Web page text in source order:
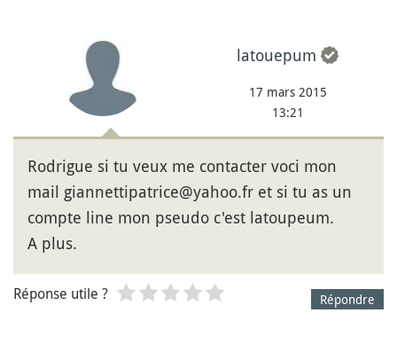
latouepum
17 mars 2015
13:21
Rodrigue si tu veux me contacter voci mon
mail giannettipatrice@yahoo.fr et si tu as un
compte line mon pseudo c'est latoupeum.
A plus.
Répondre
Réponse utile ?